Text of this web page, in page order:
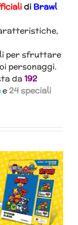
di Brawl
per sfruttare
personaggi.
da 192
e 24 speciali